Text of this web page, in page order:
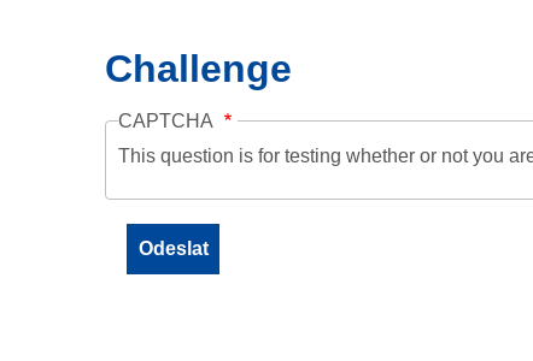
Challenge
CAPTCHA
This question is for testing whether or not you